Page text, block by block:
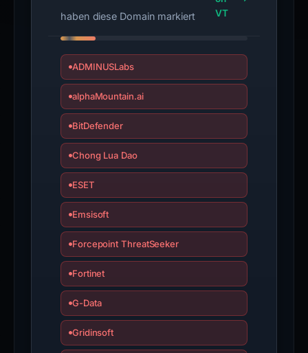
haben diese Domain markiert
VT
ADMINUSLabs
alphaMountain.ai
BitDefender
Chong Lua Dao
ESET
Emsisoft
Forcepoint ThreatSeeker
Fortinet
G-Data
Gridinsoft